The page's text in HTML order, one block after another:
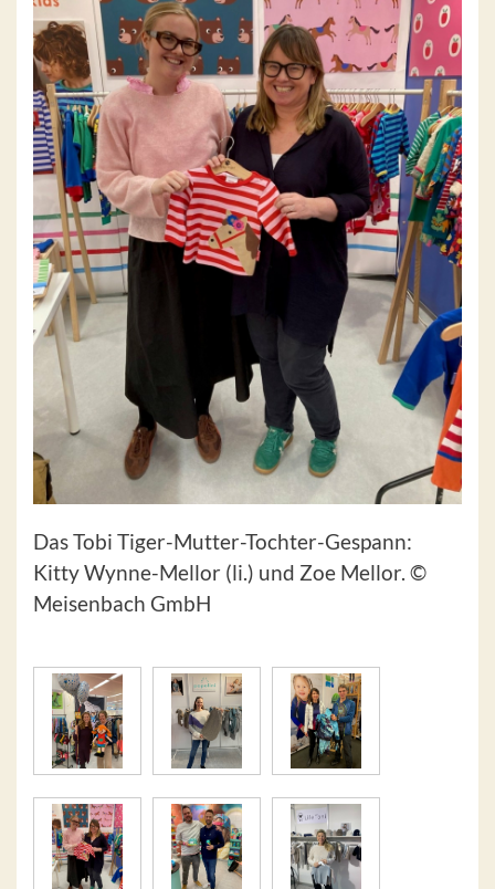
Das Tobi Tiger-Mutter-Tochter-Gespann:
Kitty Wynne-Mellor (li.) und Zoe Mellor. ©
Meisenbach GmbH